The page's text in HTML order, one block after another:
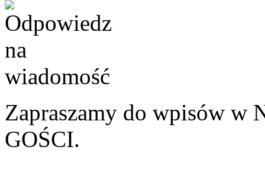
Zapraszamy do wpisów w
GOŚCI.